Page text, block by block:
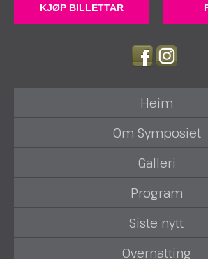
KJØP BILLETTAR
Heim
Om Symposiet
Galleri
Program
Siste nytt
Overnatting